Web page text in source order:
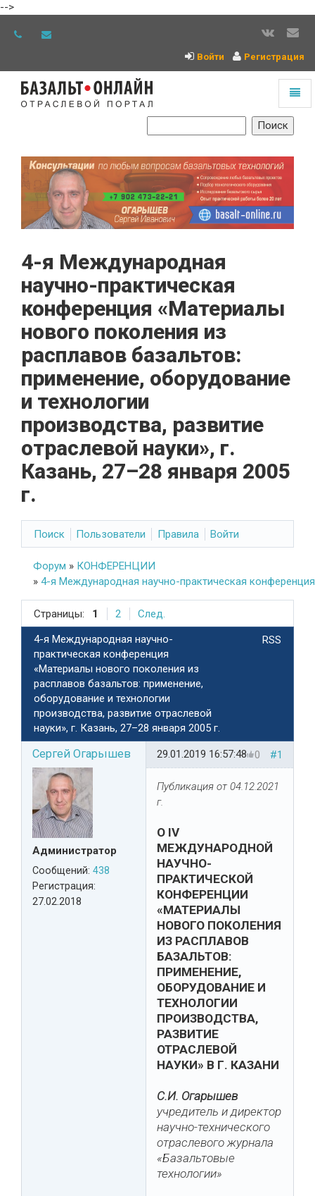
-->
Войти Регистрация
4-я Международная
научно-практическая
конференция «Материалы
нового поколения из
расплавов базальтов:
применение, оборудование
и технологии
производства, развитие
отраслевой науки», г.
Казань, 27–28 января 2005
г.
Поиск Пользователи Правила Войти
Форум » КОНФЕРЕНЦИИ
» 4-я Международная научно-практическая
Страницы: 1 2 След.
RSS
4-я Международная научно-
практическая конференция
«Материалы нового поколения из
расплавов базальтов: применение,
оборудование и технологии
производства, развитие отраслевой
науки», г. Казань, 27–28 января 2005 г.
Сергей Огарышев
Администратор
Сообщений: 438
Регистрация:
27.02.2018
#1
0
29.01.2019 16:57:48
Публикация от 04.12.2021
г.
О IV
МЕЖДУНАРОДНОЙ
НАУЧНО-
ПРАКТИЧЕСКОЙ
КОНФЕРЕНЦИИ
«МАТЕРИАЛЫ
НОВОГО ПОКОЛЕНИЯ
ИЗ РАСПЛАВОВ
БАЗАЛЬТОВ:
ПРИМЕНЕНИЕ,
ОБОРУДОВАНИЕ И
ТЕХНОЛОГИИ
ПРОИЗВОДСТВА,
РАЗВИТИЕ
ОТРАСЛЕВОЙ
НАУКИ» В Г. КАЗАНИ
С.И. Огарышев
учредитель и директор
научно-технического
отраслевого журнала
«Базальтовые
технологии»